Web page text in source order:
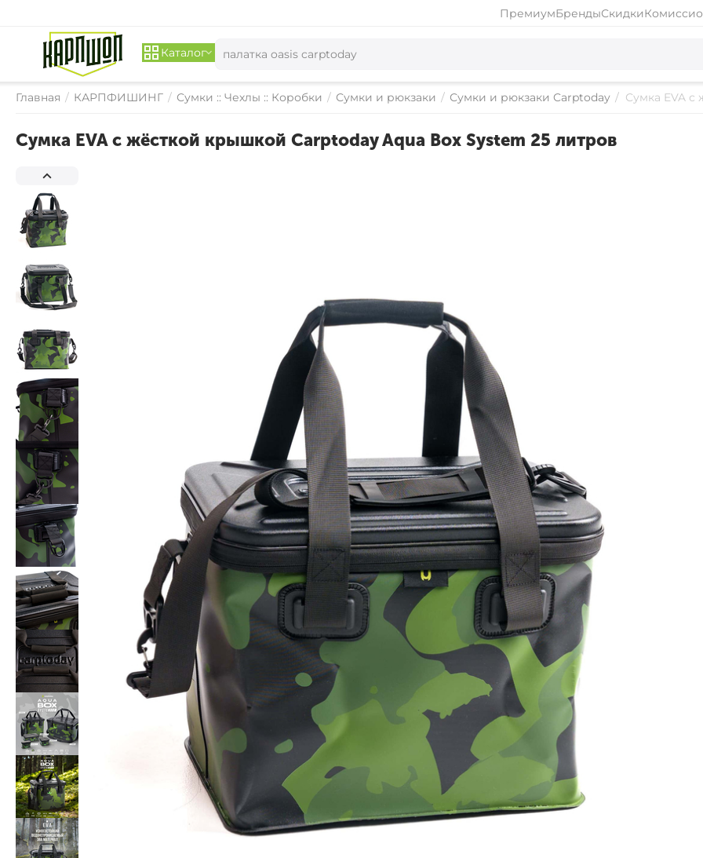
ПремиумБрендыСкидки
Каталог
Главная / КАРПФИШИНГ / Сумки :: Чехлы :: Коробки / Сумки и рюкзаки / Сумки и рюкзаки Carptoday / Сумка EVA с
Сумка EVA с жёсткой крышкой Carptoday Aqua Box System 25 литров